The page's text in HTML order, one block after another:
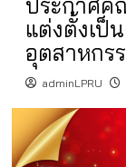
ประกาศค
แต่งตั้งเป็
อุตสาหกร
adminLPRU